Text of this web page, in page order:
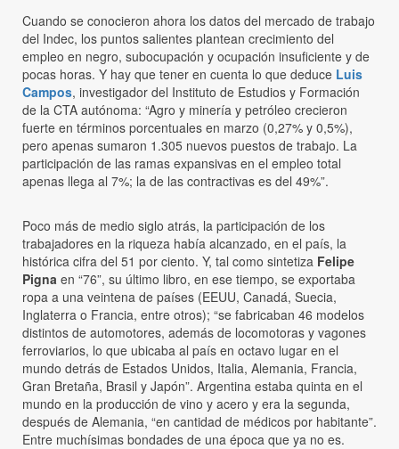
Cuando se conocieron ahora los datos del mercado de trabajo
del Indec, los puntos salientes plantean crecimiento del
empleo en negro, subocupación y ocupación insuficiente y de
pocas horas. Y hay que tener en cuenta lo que deduce Luis
Campos, investigador del Instituto de Estudios y Formación
de la CTA autónoma: “Agro y minería y petróleo crecieron
fuerte en términos porcentuales en marzo (0,27% y 0,5%),
pero apenas sumaron 1.305 nuevos puestos de trabajo. La
participación de las ramas expansivas en el empleo total
apenas llega al 7%; la de las contractivas es del 49%”.
Poco más de medio siglo atrás, la participación de los
trabajadores en la riqueza había alcanzado, en el país, la
histórica cifra del 51 por ciento. Y, tal como sintetiza Felipe
Pigna en “76”, su último libro, en ese tiempo, se exportaba
ropa a una veintena de países (EEUU, Canadá, Suecia,
Inglaterra o Francia, entre otros); “se fabricaban 46 modelos
distintos de automotores, además de locomotoras y vagones
ferroviarios, lo que ubicaba al país en octavo lugar en el
mundo detrás de Estados Unidos, Italia, Alemania, Francia,
Gran Bretaña, Brasil y Japón”. Argentina estaba quinta en el
mundo en la producción de vino y acero y era la segunda,
después de Alemania, “en cantidad de médicos por habitante”.
Entre muchísimas bondades de una época que ya no es.